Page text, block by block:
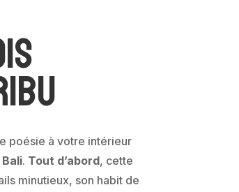
poésie à votre intérieur
. Tout d’abord, cette
minutieux, son habit de